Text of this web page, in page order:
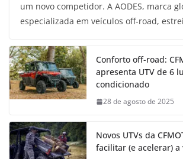
um novo competidor. A AODES, marca
especializada em veículos off-road,
Conforto off-road:
apresenta UTV de 6
condicionado
28 de agosto de 2025
Novos UTVs da
facilitar (e acelerar) a